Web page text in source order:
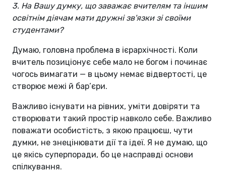
3. На Вашу думку, що заважає вчителям та іншим
освітнім діячам мати дружні зв'язки зі своїми
студентами?
Думаю, головна проблема в ієрархічності. Коли
вчитель позиціонує себе мало не богом і починає
чогось вимагати — в цьому немає відвертості, це
створює межі й бар’єри.
Важливо існувати на рівних, уміти довіряти та
створювати такий простір навколо себе. Важливо
поважати особистість, з якою працюєш, чути
думки, не знецінювати дії та ідеї. Я не думаю, що
це якісь суперпоради, бо це насправді основи
спілкування.